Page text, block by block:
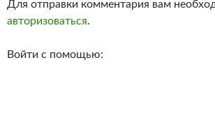
Для отправки комментария вам
авторизоваться.
Войти с помощью: